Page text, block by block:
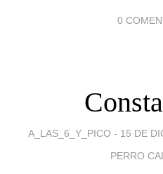
0
A_LAS_6_Y_PICO - 15 DE
PERRO